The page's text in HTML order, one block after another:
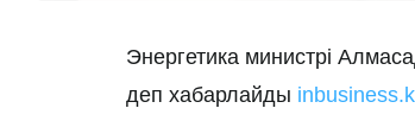
Энергетика министрі
деп хабарлайды